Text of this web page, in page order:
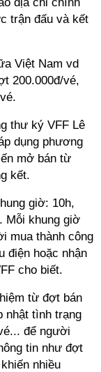
trận đấu và kết
Việt Nam vd
200.000đ/vé,
thư ký VFF Lê
dụng phương
mở bán từ
kết.
giờ: 10h,
Mỗi khung giờ
mua thành công
điện hoặc nhận
cho biết.
từ đợt bán
nhật tình trạng
để người
tin như đợt
nhiều